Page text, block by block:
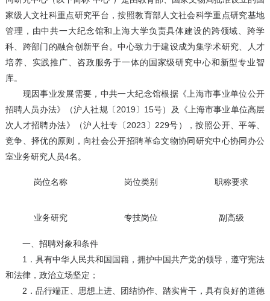
家级人文社科重点研究平台，按照教育部人文社会科学重点研究基地
管理，由中共一大纪念馆和上海大学负责具体建设的跨领域、跨学
科、跨部门的融合创新平台。中心致力于建设成为集学术研究、人才
培养、实践推广、咨政服务于一体的国家级研究中心和新型专业智
库。
现因事业发展需要，中共一大纪念馆根据《上海市事业单位公开
招聘人员办法》（沪人社规〔2019〕15号）及《上海市事业单位高层
次人才招聘办法》（沪人社专〔2023〕229号），按照公开、平等、
竞争、择优的原则，向社会公开招聘革命文物协同研究中心协同办公
室业务研究人员4名。
岗位名称 岗位类别 职称要求
业务研究 专技岗位 副高级
一、招聘对象和条件
1．具有中华人民共和国国籍，拥护中国共产党的领导，遵守宪法
和法律，政治立场坚定；
2．品行端正、思想上进、团结协作、踏实肯干，具有良好的道德